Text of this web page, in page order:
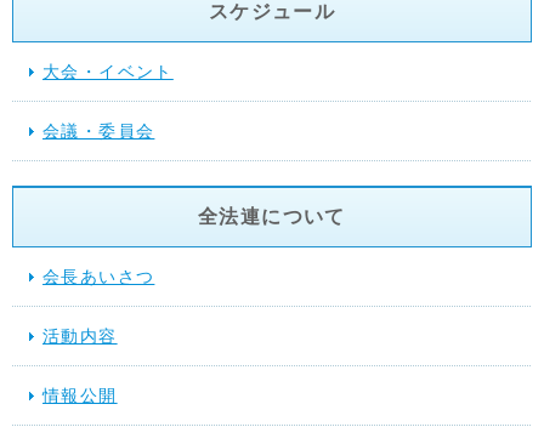
スケジュール
大会・イベント
会議・委員会
全法連について
会長あいさつ
活動内容
情報公開